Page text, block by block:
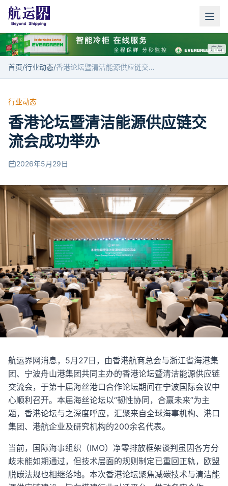
广告
首页/行业动态/ 香港论坛暨清洁能源供应链交流会成功举办
行业动态
香港论坛暨清洁能源供应链交
流会成功举办
2026年5月29日
航运界网消息，5月27日，由香港航商总会与浙江省海港集
团、宁波舟山港集团共同主办的香港论坛暨清洁能源供应链
交流会，于第十届海丝港口合作论坛期间在宁波国际会议中
心顺利召开。本届海丝论坛以“韧性协同，合赢未来”为主
题，香港论坛与之深度呼应，汇聚来自全球海事机构、港口
集团、港航企业及研究机构的200余名代表。
当前，国际海事组织（IMO）净零排放框架谈判虽因各方分
歧未能如期通过，但技术层面的规则制定已重回正轨，欧盟
脱碳法规也相继落地。本次香港论坛聚焦减碳技术与清洁能